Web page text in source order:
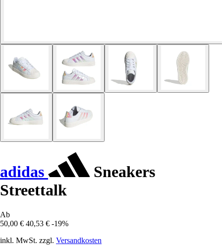
adidas
Sneakers
Streettalk
Ab
50,00 € 40,53 € -19%
inkl. MwSt. zzgl. Versandkosten